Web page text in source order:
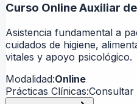
Curso Online Auxiliar
Asistencia fundamental a
cuidados de higiene,
vitales y apoyo psicológico.
Modalidad:Online
Prácticas Clínicas:Consultar